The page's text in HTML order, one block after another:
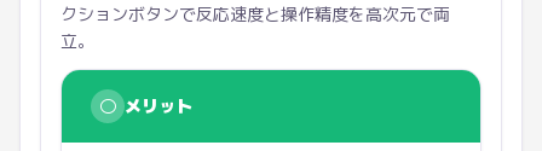
クションボタンで反応速度と操作精度を高次元で両
立。
○ メリット